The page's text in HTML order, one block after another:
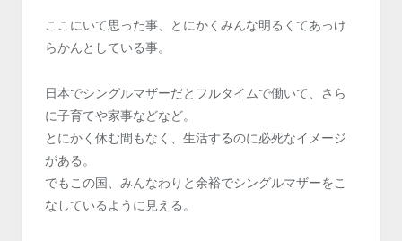
ここにいて思った事、とにかくみんな明るくてあっけ
らかんとしている事。
日本でシングルマザーだとフルタイムで働いて、さら
に子育てや家事などなど。
とにかく休む間もなく、生活するのに必死なイメージ
がある。
でもこの国、みんなわりと余裕でシングルマザーをこ
なしているように見える。